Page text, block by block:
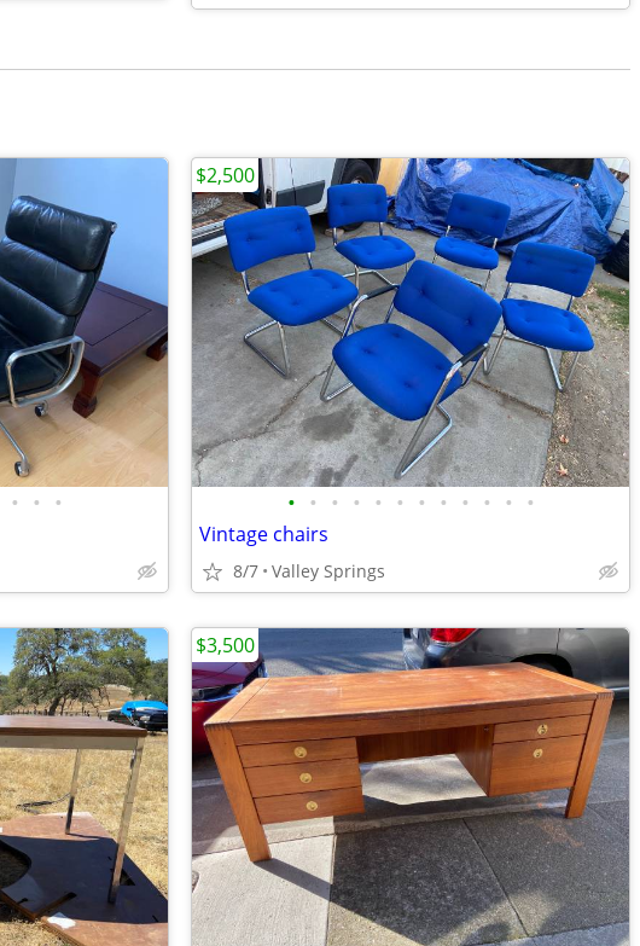
• • • • • • • • • • • • • • •
Vintage chairs
8/7 Valley Springs
$2,500
$3,500